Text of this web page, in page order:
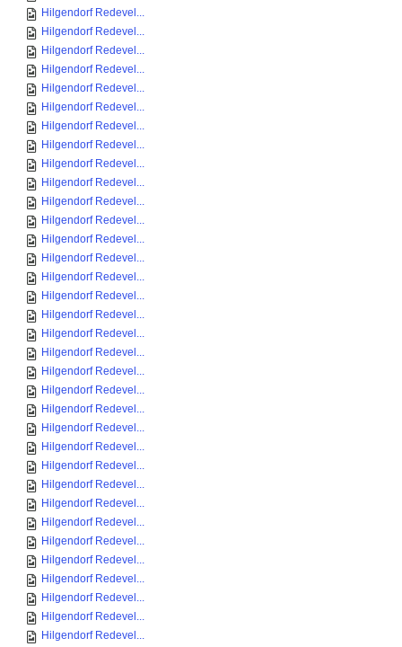
Hilgendorf Redevel...
Hilgendorf Redevel...
Hilgendorf Redevel...
Hilgendorf Redevel...
Hilgendorf Redevel...
Hilgendorf Redevel...
Hilgendorf Redevel...
Hilgendorf Redevel...
Hilgendorf Redevel...
Hilgendorf Redevel...
Hilgendorf Redevel...
Hilgendorf Redevel...
Hilgendorf Redevel...
Hilgendorf Redevel...
Hilgendorf Redevel...
Hilgendorf Redevel...
Hilgendorf Redevel...
Hilgendorf Redevel...
Hilgendorf Redevel...
Hilgendorf Redevel...
Hilgendorf Redevel...
Hilgendorf Redevel...
Hilgendorf Redevel...
Hilgendorf Redevel...
Hilgendorf Redevel...
Hilgendorf Redevel...
Hilgendorf Redevel...
Hilgendorf Redevel...
Hilgendorf Redevel...
Hilgendorf Redevel...
Hilgendorf Redevel...
Hilgendorf Redevel...
Hilgendorf Redevel...
Hilgendorf Redevel...